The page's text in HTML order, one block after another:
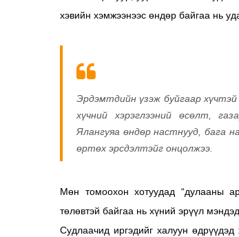
хэвийн хэмжээнээс өндөр байгаа нь
Эрдэмтдийн үзэж буйгаар
хүчний хэрэглээний өсөлт,
Ялангуяа өндөр настнууд, бага
өртөх эрсдэлтэйг онцолжээ.
Мөн томоохон хотуудад “дулааны
төлөвтэй байгаа нь хүний эрүүл
Судлаачид иргэдийг халуун